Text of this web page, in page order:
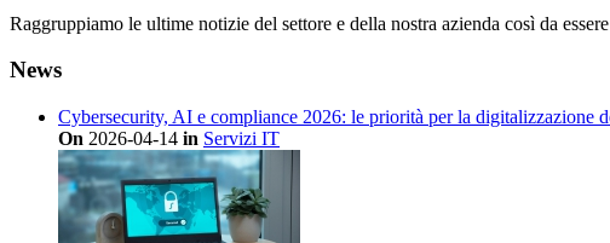
Raggruppiamo le ultime notizie del settore e della nostra azienda così da
News
Cybersecurity, AI e compliance 2026: le priorità per la digitalizzazione
On 2026-04-14 in Servizi IT